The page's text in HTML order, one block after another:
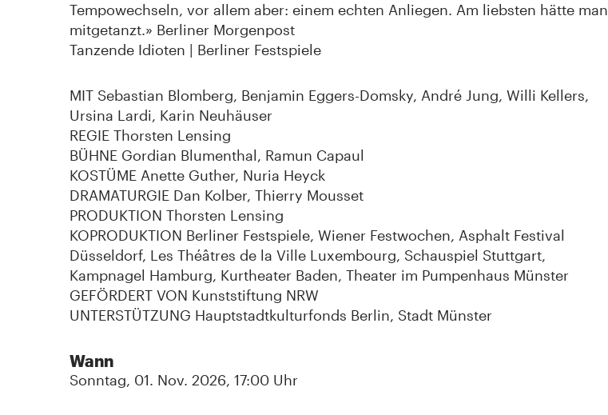
Tempowechseln, vor allem aber: einem echten Anliegen. Am liebsten hätte man
mitgetanzt.» Berliner Morgenpost
Tanzende Idioten | Berliner Festspiele
MIT Sebastian Blomberg, Benjamin Eggers-Domsky, André Jung, Willi Kellers,
Ursina Lardi, Karin Neuhäuser
REGIE Thorsten Lensing
BÜHNE Gordian Blumenthal, Ramun Capaul
KOSTÜME Anette Guther, Nuria Heyck
DRAMATURGIE Dan Kolber, Thierry Mousset
PRODUKTION Thorsten Lensing
KOPRODUKTION Berliner Festspiele, Wiener Festwochen, Asphalt Festival
Düsseldorf, Les Théâtres de la Ville Luxembourg, Schauspiel Stuttgart,
Kampnagel Hamburg, Kurtheater Baden, Theater im Pumpenhaus Münster
GEFÖRDERT VON Kunststiftung NRW
UNTERSTÜTZUNG Hauptstadtkulturfonds Berlin, Stadt Münster
Wann
Sonntag, 01. Nov. 2026, 17:00 Uhr